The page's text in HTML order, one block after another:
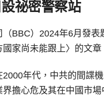
祕密警察站
（BBC）2024年6月發
家尚未能跟上〉的文章
2000年代，中共的間諜
界擔心危及其在中國市